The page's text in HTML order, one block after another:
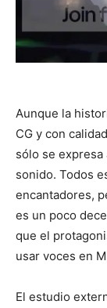
Aunque la
CG y con
sólo se
sonido. Todos
encantadores,
es un poco
que el
usar voces en
El estudio